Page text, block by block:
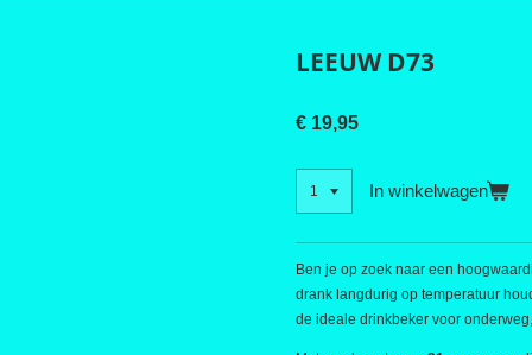
LEEUW D73
€ 19,95
In winkelwagen
Ben je op zoek naar een
drank langdurig op temperatuur
de ideale drinkbeker voor